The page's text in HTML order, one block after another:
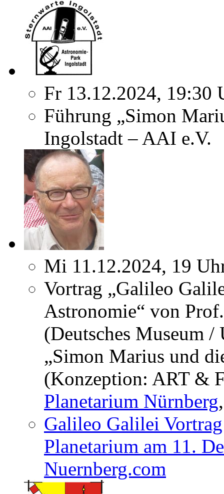
Fr 13.12.2024, 19:30
Führung „Simon
Ingolstadt – AAI e.V.
Mi 11.12.2024, 19
Vortrag „Galileo
Astronomie“ von
(Deutsches Museum
„Simon Marius und
(Konzeption: ART &
Planetarium Nürnberg
Galileo Galilei
Planetarium am 11.
Nuernberg.com